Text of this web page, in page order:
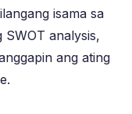
isama sa
SWOT analysis,
ang ating